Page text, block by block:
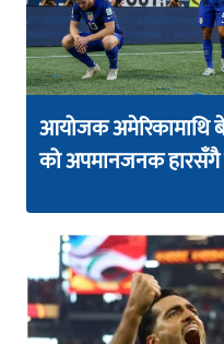
आयोजक अमेरिकामाथि
को अपमानजनक हारसँगै